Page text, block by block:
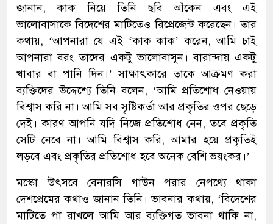
জানান, কাক নিয়ে তিনি ছবি আঁকেন এবং এই
ভালোবাসাকে বিদেশের মাটিতেও রিপ্রেজেন্ট করেছেন। তার
কথায়, ‘আপনারা যে এই ‘কাক কাক’ করেন, আমি চাই
আপনারা বরং তাদের একটু ভালোবাসুন। বারান্দায় একটু
খাবার বা পানি দিন।’ সাক্ষাৎকারে তাকে আক্রমণ করা
ব্যক্তিদের উদ্দেশ্যে তিনি বলেন, ‘আমি প্রতিশোধ নেওয়ায়
বিশ্বাস করি না। আমি সব সৃষ্টিকর্তা আর প্রকৃতির ওপর ছেড়ে
দেই। কারণ আপনি যদি নিজে প্রতিশোধ নেন, তবে প্রকৃতি
সেটি নেবে না। আমি বিশ্বাস করি, আমার হয়ে প্রকৃতিই
লড়বে এবং প্রকৃতির প্রতিশোধ হবে অনেক বেশি ভয়ংকর।’
মস্কো উৎসবে বেনারসি গাউন পরার নেপথ্যে থাকা
দেশপ্রেমের কথাও জানান তিনি। ভাবনার কথায়, ‘বিদেশের
মাটিতে পা রাখলে আমি আর ব্যক্তিগত ভাবনা থাকি না,